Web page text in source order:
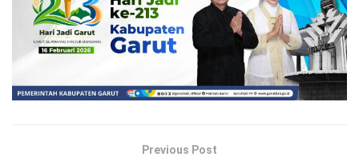
Previous Post